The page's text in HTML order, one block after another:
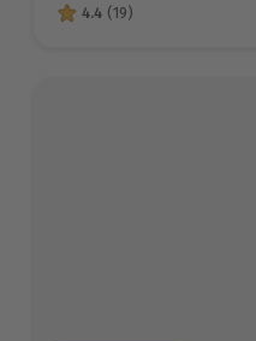
4.4 von 5 Sternen
4.4 (19)